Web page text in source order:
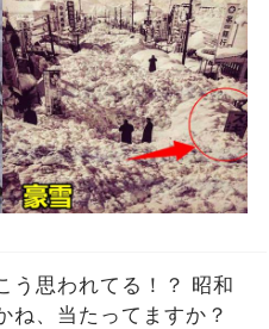
う思われてる！？ 昭和
ね、当たってますか？